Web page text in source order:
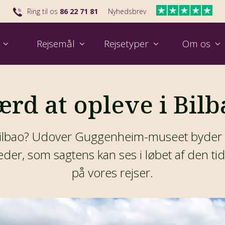
Ring til os 86 22 71 81 Nyhedsbrev
Rejsemål Rejsetyper Om os
at opleve i
Udover Guggenheim-museet
som sagtens kan ses i løbet af den
på vores rejser.